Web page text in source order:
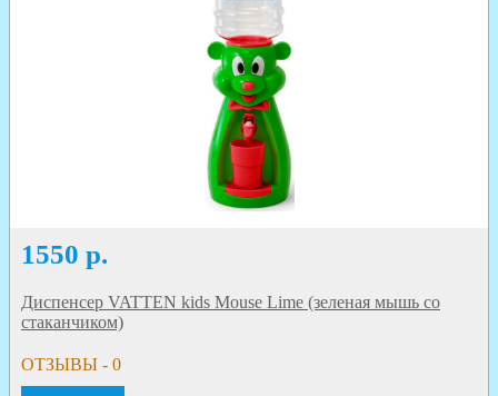
1550 р.
Диспенсер VATTEN kids Mouse Lime (зеленая мышь со
стаканчиком)
ОТЗЫВЫ - 0